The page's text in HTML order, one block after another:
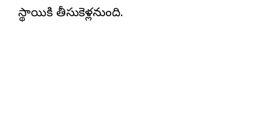
స్థాయికి తీసుకెళ్లనుంది.